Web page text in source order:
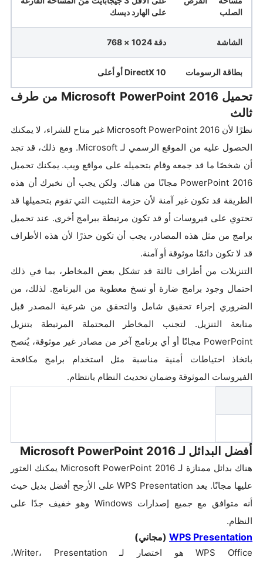
الصلب
على الهارد ديسك
الشاشة دقة 1024 × 768
بطاقة الرسومات DirectX 10 أو أعلى
تحميل Microsoft PowerPoint 2016 من طرف
ثالث
نظرًا لأن Microsoft PowerPoint 2016 غير متاح للشراء، لا يمكنك
الحصول عليه من الموقع الرسمي لـ Microsoft. ومع ذلك، قد تجد
أن شخصًا ما قد جمعه وقام بتحميله على مواقع ويب. يمكنك تحميل
PowerPoint 2016 مجانًا من هناك. ولكن يجب أن نخبرك أن هذه
الطريقة قد تكون غير آمنة لأن حزمة التثبيت التي تقوم بتحميلها قد
تحتوي على فيروسات أو قد تكون مرتبطة ببرامج أخرى. عند تحميل
برامج من مثل هذه المصادر، يجب أن تكون حذرًا لأن هذه الأطراف
قد لا تكون دائمًا موثوقة أو آمنة.
التنزيلات من أطراف ثالثة قد تشكل بعض المخاطر، بما في ذلك
احتمال وجود برامج ضارة أو نسخ معطوبة من البرنامج. لذلك، من
الضروري إجراء تحقيق شامل والتحقق من شرعية المصدر قبل
متابعة التنزيل. لتجنب المخاطر المحتملة المرتبطة بتنزيل
PowerPoint مجانًا أو أي برنامج آخر من مصادر غير موثوقة، يُنصح
باتخاذ احتياطات أمنية مناسبة مثل استخدام برامج مكافحة
الفيروسات الموثوقة وضمان تحديث النظام بانتظام.
أفضل البدائل لـ Microsoft PowerPoint 2016
هناك بدائل ممتازة لـ Microsoft PowerPoint 2016 يمكنك العثور
عليها مجانًا. يعد WPS Presentation على الأرجح أفضل بديل حيث
أنه متوافق مع جميع إصدارات Windows وهو خفيف جدًا على
النظام.
WPS Presentation (مجاني)
WPS Office هو اختصار لـ Writer، Presentation،